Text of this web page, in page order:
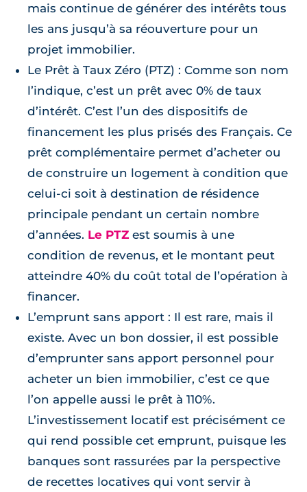
mais continue de générer des intérêts tous
les ans jusqu’à sa réouverture pour un
projet immobilier.
Le Prêt à Taux Zéro (PTZ) : Comme son nom
l’indique, c’est un prêt avec 0% de taux
d’intérêt. C’est l’un des dispositifs de
financement les plus prisés des Français. Ce
prêt complémentaire permet d’acheter ou
de construire un logement à condition que
celui-ci soit à destination de résidence
principale pendant un certain nombre
d’années. Le PTZ est soumis à une
condition de revenus, et le montant peut
atteindre 40% du coût total de l’opération à
financer.
L’emprunt sans apport : Il est rare, mais il
existe. Avec un bon dossier, il est possible
d’emprunter sans apport personnel pour
acheter un bien immobilier, c’est ce que
l’on appelle aussi le prêt à 110%.
L’investissement locatif est précisément ce
qui rend possible cet emprunt, puisque les
banques sont rassurées par la perspective
de recettes locatives qui vont servir à